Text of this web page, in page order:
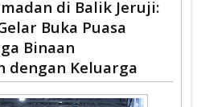
di Balik Jeruji:
Buka Puasa
Binaan
dengan Keluarga